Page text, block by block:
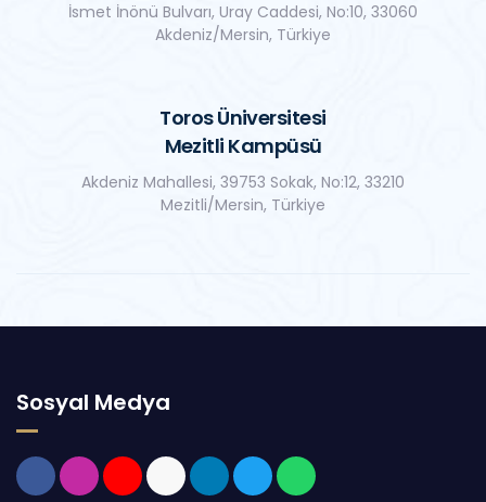
İsmet İnönü Bulvarı, Uray Caddesi, No:10, 33060
Akdeniz/Mersin, Türkiye
Toros Üniversitesi
Mezitli Kampüsü
Akdeniz Mahallesi, 39753 Sokak, No:12, 33210
Mezitli/Mersin, Türkiye
Sosyal Medya